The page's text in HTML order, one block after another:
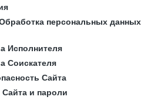
персональных данных
Исполнителя
Соискателя
Сайта
и пароли